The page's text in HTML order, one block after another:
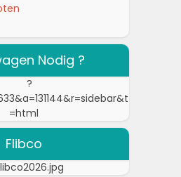
Nodig ?
Flibco